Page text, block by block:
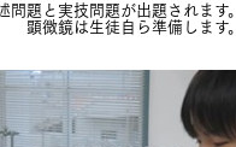
問題と実技問題が出題されます
顕微鏡は生徒自ら準備します。